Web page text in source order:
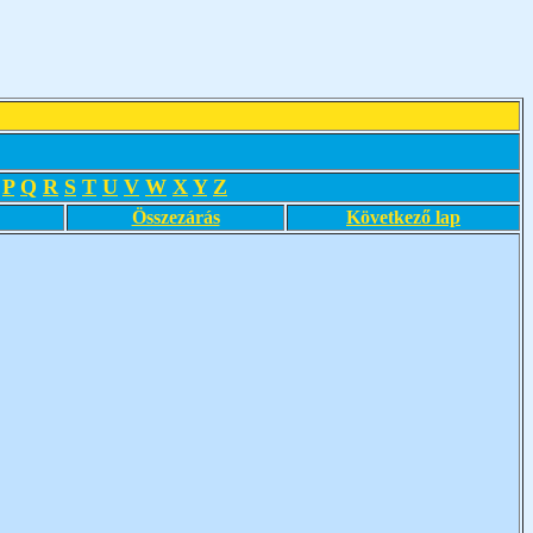
P Q R S T U V W X Y Z
Összezárás Következő lap